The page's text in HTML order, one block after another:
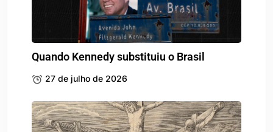
Quando Kennedy substituiu o Brasil
27 de julho de 2026